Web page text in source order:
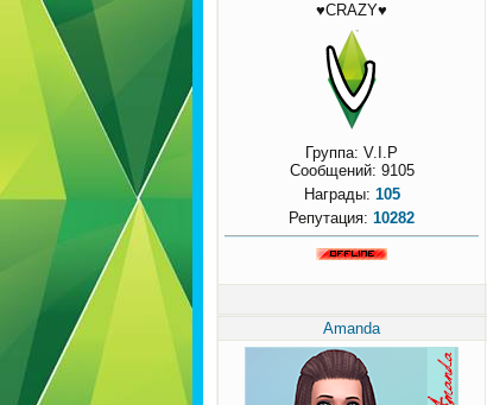
♥CRAZY♥
Группа: V.I.P
Сообщений: 9105
Награды: 105
Репутация: 10282
Amanda